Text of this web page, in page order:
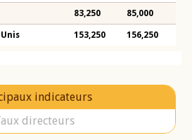
83,250 85,000
153,250 156,250
indicateurs
directeurs